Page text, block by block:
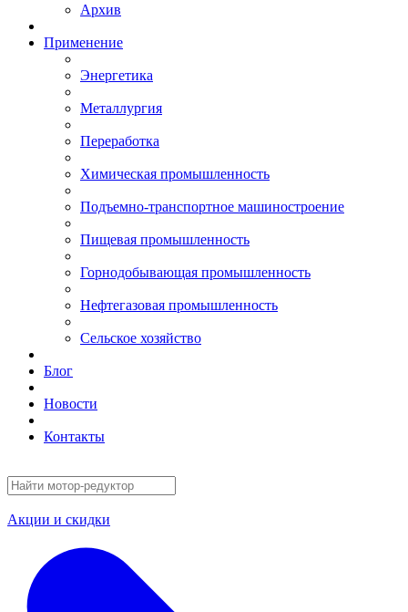
Архив
Применение
Энергетика
Металлургия
Переработка
Химическая промышленность
Подъемно-транспортное машиностроение
Пищевая промышленность
Горнодобывающая промышленность
Нефтегазовая промышленность
Сельское хозяйство
Блог
Новости
Контакты
Акции и скидки